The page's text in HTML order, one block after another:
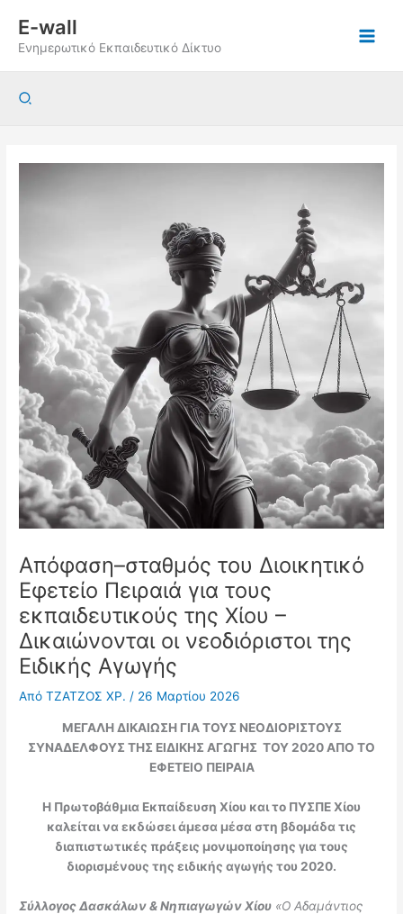
περιεχόμενο
E-wall
Ενημερωτικό Εκπαιδευτικό Δίκτυο
Αναζήτηση
Απόφαση–σταθμός του Διοικητικό
Εφετείο Πειραιά για τους
εκπαιδευτικούς της Χίου –
Δικαιώνονται οι νεοδιόριστοι της
Ειδικής Αγωγής
ΑπόΤΖΑΤΖΟΣ ΧΡ./ 26 Μαρτίου 2026
ΜΕΓΑΛΗ ΔΙΚΑΙΩΣΗ ΓΙΑ ΤΟΥΣ ΝΕΟΔΙΟΡΙΣΤΟΥΣ
ΣΥΝΑΔΕΛΦΟΥΣ ΤΗΣ ΕΙΔΙΚΗΣ ΑΓΩΓΗΣ ΤΟΥ 2020 ΑΠΟ ΤΟ
ΕΦΕΤΕΙΟ ΠΕΙΡΑΙΑ
Η Πρωτοβάθμια Εκπαίδευση Χίου και το ΠΥΣΠΕ Χίου
καλείται να εκδώσει άμεσα μέσα στη βδομάδα τις
διαπιστωτικές πράξεις μονιμοποίησης για τους
διορισμένους της ειδικής αγωγής του 2020.
Σύλλογος Δασκάλων & Νηπιαγωγών Χίου «O Αδαμάντιος